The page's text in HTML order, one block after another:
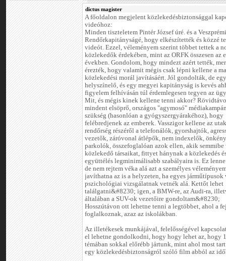
dictus magister
A főoldalon megjelent közlekedésbiztonsággal
videóhoz:
Minden tiszteletem Pintér József úré. és a Veszprémi
Rendőrkapitányságé, hogy elkészítették és közzé
videót. Ezzel, véleményem szerint többet tettek a
közlekedők érdekében, mint az ORFK összesen az
években. Gondolom, hogy mindezt azért tették,
érezték, hogy valamit mégis csak lépni kellene a
közlekedési morál javításáért. Jól gondolták, de
helyszínelő, és egy megyei kapitányság is kevés
figyelem felhívásán túl érdemlegesen tegyen az
Mit, és mégis kinek kellene tenni akkor?
mindent elsöprő, országos "agymosó"
szükség (hasonlóan a gyógyszergyárakéhoz), hogy
felébredjenek az emberek. Vasszigor kellene az
rendőrség részéről a telefonálók, gyorshajtók,
vezetők, záróvonal átlépők, nem indexelők,
parkolók, összefoglalóan azok ellen, akik semmibe
közlekedő társaikat, fittyet hánynak a közlekedés
együttélés legminimálisabb szabályaira is. Ez
de nem rejtem véka alá azt a személyes
javíthatna az is a helyzeten, ha egyes járműtípusok
pszichológiai vizsgálatnak vetnék alá. Kettőt lehet
találgatni&#8230; igen, a BMW-re, az Audi-ra,
általában a SUV-ok vezetőire gondoltam&#8230;
Hosszútávon ott lehetne tenni a legtöbbet, ahol a
foglalkoznak, azaz az iskolákban.
Az illetékesek munkájával, felelősségével
el lehetne gondolkodni, hogy hogy lehet az, hogy
témában sokkal előrébb jártunk, mint ahol most
egy közlekedésbiztonságról szóló film abból az